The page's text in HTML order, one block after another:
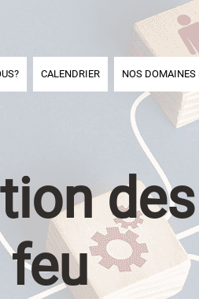
CALENDRIER NOS DOMAINES